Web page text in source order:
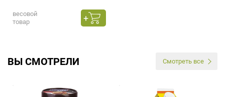
весовой
товар
ВЫ СМОТРЕЛИ Смотреть все